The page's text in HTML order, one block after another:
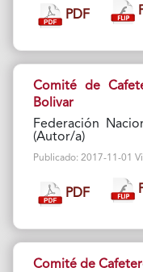
PDF
Comité de
Bolivar
Federación
(Autor/a)
Publicado: 2017-11-01
PDF
Comité de